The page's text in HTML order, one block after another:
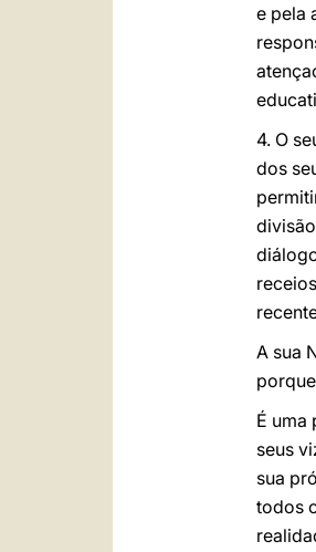
e pela
4. O
dos
A sua
É uma
seus
sua
todos